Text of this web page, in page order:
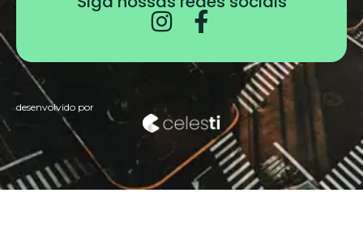
desenvolvido por